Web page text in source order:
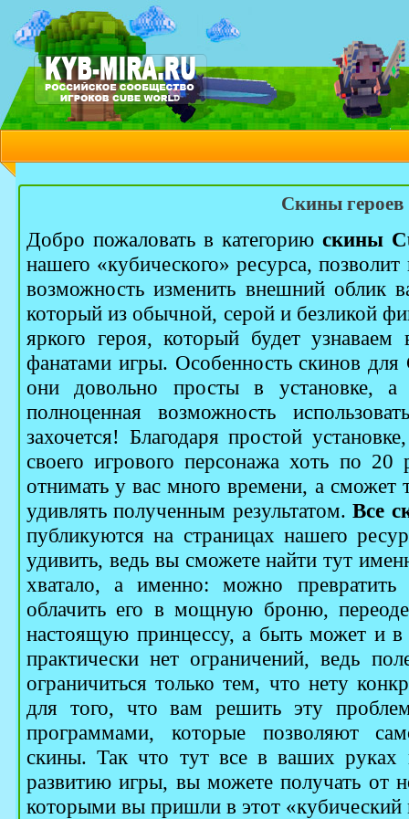
Скины героев
Добро пожаловать в категорию скины
нашего «кубического» ресурса,
возможность изменить внешний облик
который из обычной, серой и безликой
яркого героя, который будет
фанатами игры. Особенность скинов
они довольно просты в установке, а
полноценная возможность
захочется! Благодаря простой
своего игрового персонажа хоть по
отнимать у вас много времени, а сможет
удивлять полученным результатом.Все
публикуются на страницах нашего
удивить, ведь вы сможете найти тут
хватало, а именно: можно превратить
облачить его в мощную броню,
настоящую принцессу, а быть может и
практически нет ограничений, ведь
ограничиться только тем, что нету
для того, что вам решить эту
программами, которые позволяют
скины. Так что тут все в ваших руках
развитию игры, вы можете получать от
которыми вы пришли в этот